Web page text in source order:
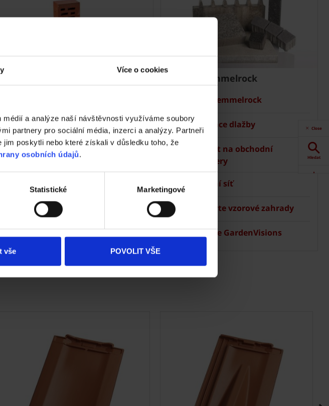
Více o cookies
a analýze naší návštěvnosti využíváme soubory
partnery pro sociální média, inzerci a analýzy. Partneři
poskytli nebo které získali v důsledku toho, že
osobních údajů.
Statistické Marketingové
vše POVOLIT VŠE
Kalkulace fasády
Technická podpora
Specialista prodeje
Dlažba Semmelrock
Ceník Semmelrock
Kalkulace dlažby
Kontakt na obchodní
manažery
Prodejní síť
Navštivte vzorové zahrady
Aplikace GardenVisions
Close
Hledat